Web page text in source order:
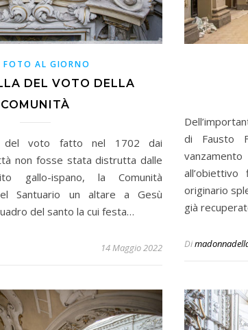
FOTO AL GIORNO
DEL VOTO DELLA
COMUNITÀ
del voto fatto nel 1702 dai
non fosse stata distrutta dalle
gallo-ispano, la Comunità
Santuario un altare a Gesù
del santo la cui festa…
14 Maggio 2022
di Fausto
originario
già
Di